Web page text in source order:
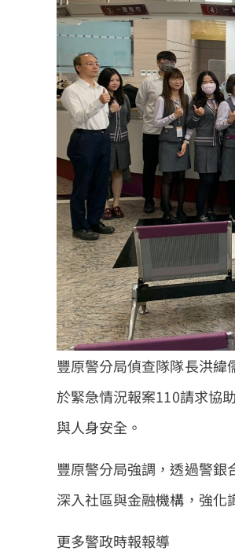
豐原警分局偵查隊隊長洪
於緊急情況報案110請求協
與人身安全。
豐原警分局強調，透過警銀
深入社區與金融機構，強化
更多警政時報報導